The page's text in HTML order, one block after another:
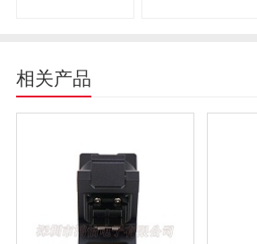
相关产品